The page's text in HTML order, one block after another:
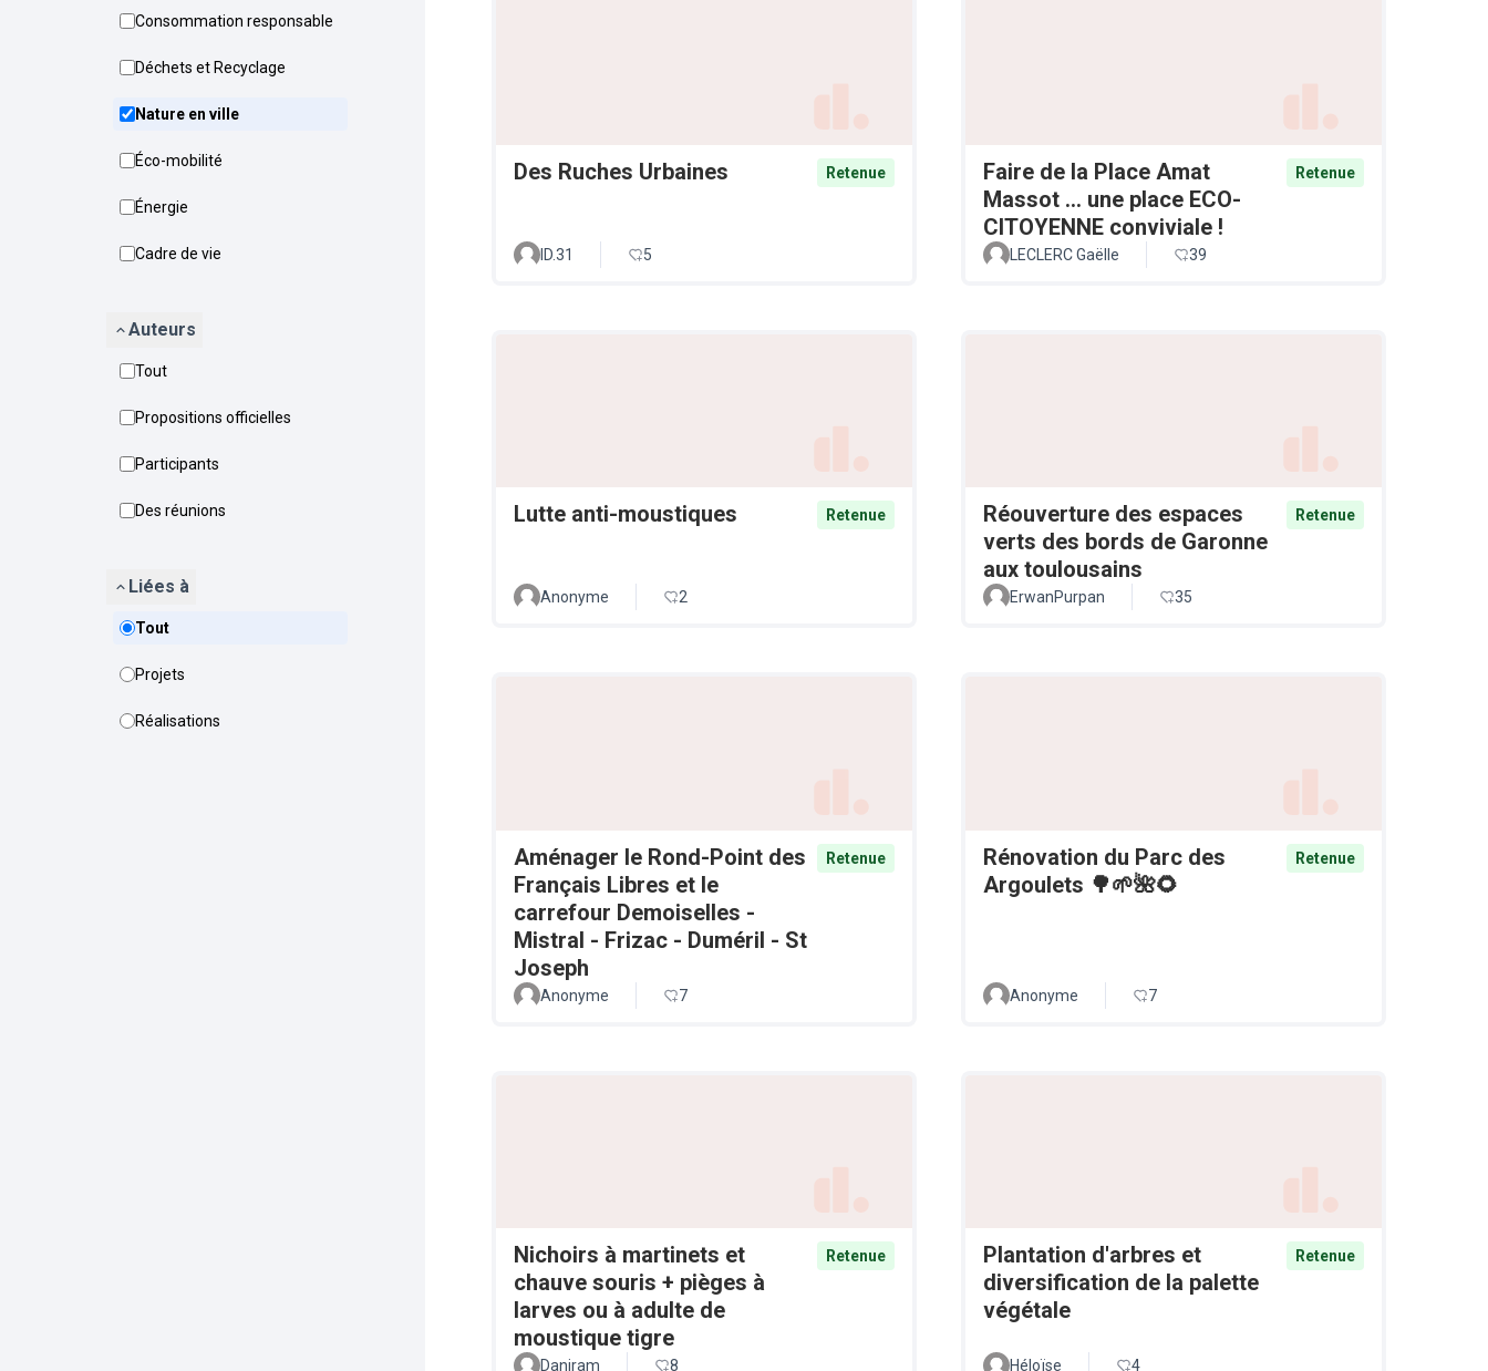
Consommation responsable
Déchets et Recyclage
Nature en ville
Éco-mobilité
Énergie
Cadre de vie
Auteurs
Tout
Propositions officielles
Participants
Des réunions
Liées à
Tout
Projets
Réalisations
Des Ruches Urbaines Retenue
ID.31 5
Faire de la Place Amat
Massot ... une place ECO-
CITOYENNE conviviale !
Retenue
LECLERC Gaëlle 39
Lutte anti-moustiques Retenue
Anonyme 2
Réouverture des espaces
verts des bords de Garonne
aux toulousains
Retenue
ErwanPurpan 35
Aménager le Rond-Point des
Français Libres et le
carrefour Demoiselles -
Mistral - Frizac - Duméril - St
Joseph
Retenue
Anonyme 7
Rénovation du Parc des
Argoulets 🌳🌱🌺🌻
Retenue
Anonyme 7
Nichoirs à martinets et
chauve souris + pièges à
larves ou à adulte de
moustique tigre
Retenue
Daniram 8
Plantation d'arbres et
diversification de la palette
végétale
Retenue
Héloïse 4